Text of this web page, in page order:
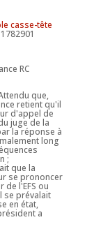
casse-tête
RC
que,
retient qu'il
d'appel de
juge de la
la réponse à
long
;
que la
se prononcer
l'EFS ou
se prévalait
en état,
a